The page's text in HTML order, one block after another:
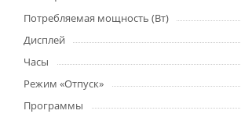
Потребляемая мощность (Вт)
Дисплей
Часы
Режим «Отпуск»
Программы